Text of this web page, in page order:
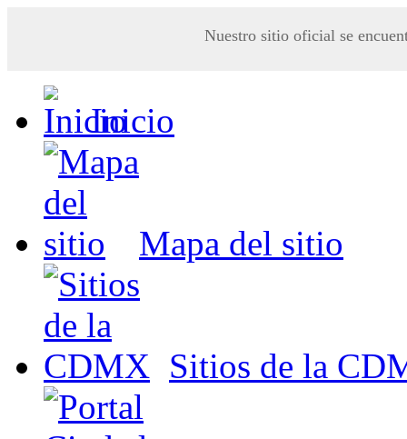
Nuestro sitio oficial se
Inicio
Mapa del sitio
Sitios de la